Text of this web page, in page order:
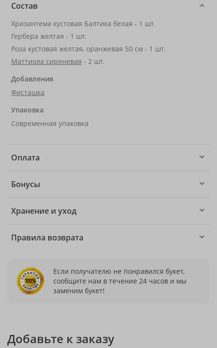
Состав
Хризантема кустовая Балтика белая - 1 шт.
Гербера желтая - 1 шт.
Роза кустовая желтая, оранжевая 50 см - 1 шт.
Маттиола сиреневая - 2 шт.
Добавления
Фисташка
Упаковка
Современная упаковка
Оплата
Бонусы
Хранение и уход
Правила возврата
Если получателю не понравился букет,
сообщите нам в течение 24 часов и мы
заменим букет!
Добавьте к заказу